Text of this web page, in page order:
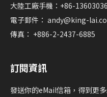
大陸工廠手機：+86-
電子郵件： andy@king-
傳真： +886-2-2437-6885
訂閱資訊
發送你的eMail信箱，得到更